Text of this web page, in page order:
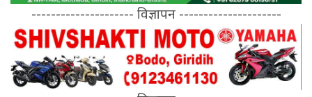
--------------------- विज्ञापन ---------------------